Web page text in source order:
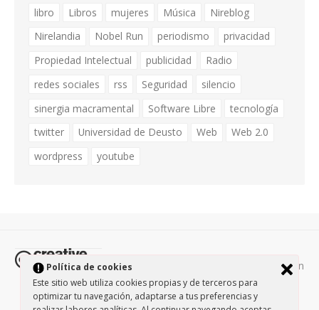
Política de cookies
Este sitio web utiliza cookies propias y de terceros para
optimizar tu navegación, adaptarse a tus preferencias y
libro
Libros mujeres Música
Nireblog
Nirelandia
Nobel Run periodismo
privacidad
Propiedad Intelectual
publicidad
Radio
redes sociales
rss Seguridad
silencio
sinergia macramental
Software Libre
tecnología
twitter
Universidad de Deusto Web
Web 2.0
wordpress
youtube
Todos los contenidos de esta página están
protegidos por la licencia Creative Commons Attribution-
NonCommercial-ShareAlike 3.0. / Política de privacidad